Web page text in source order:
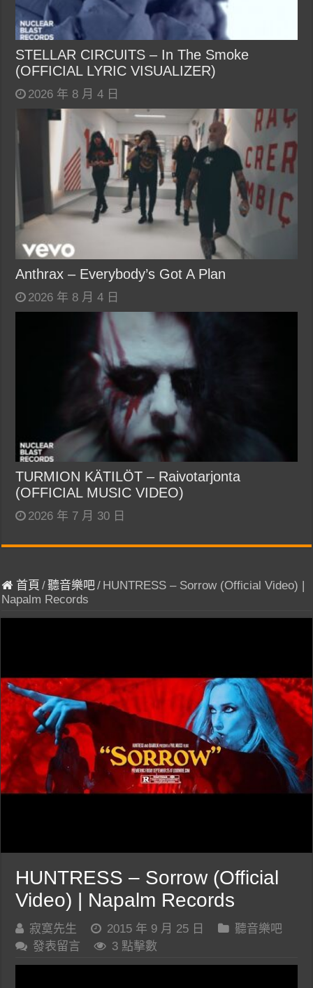
STELLAR CIRCUITS – In The Smoke
(OFFICIAL LYRIC VISUALIZER)
2026 年 8 月 4 日
Anthrax – Everybody’s Got A Plan
2026 年 8 月 4 日
TURMION KÄTILÖT – Raivotarjonta
(OFFICIAL MUSIC VIDEO)
2026 年 7 月 30 日
首頁 /聽音樂吧/ HUNTRESS – Sorrow (Official Video) |
Napalm Records
HUNTRESS – Sorrow (Official
Video) | Napalm Records
寂寞先生 2015 年 9 月 25 日
聽音樂吧
發表留言
3 點擊數